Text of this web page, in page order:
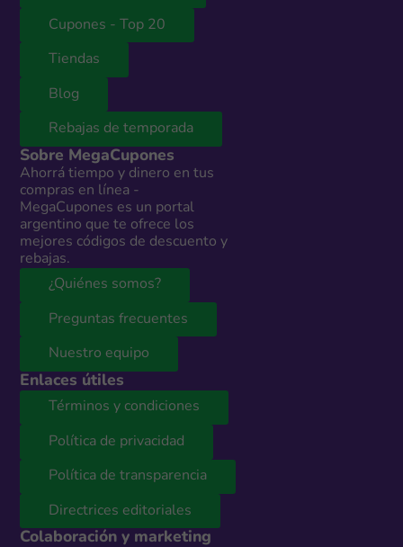
Cupones - Top 20
Tiendas
Blog
Rebajas de temporada
Sobre MegaCupones
Ahorrá tiempo y dinero en tus
compras en línea -
MegaCupones es un portal
argentino que te ofrece los
mejores códigos de descuento y
rebajas.
¿Quiénes somos?
Preguntas frecuentes
Nuestro equipo
Enlaces útiles
Términos y condiciones
Política de privacidad
Política de transparencia
Directrices editoriales
Colaboración y marketing